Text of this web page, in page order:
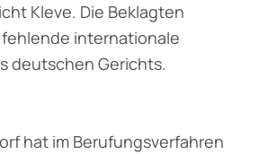
Kleve. Die Beklagten
internationale
deutschen Gerichts.
hat im Berufungsverfahren